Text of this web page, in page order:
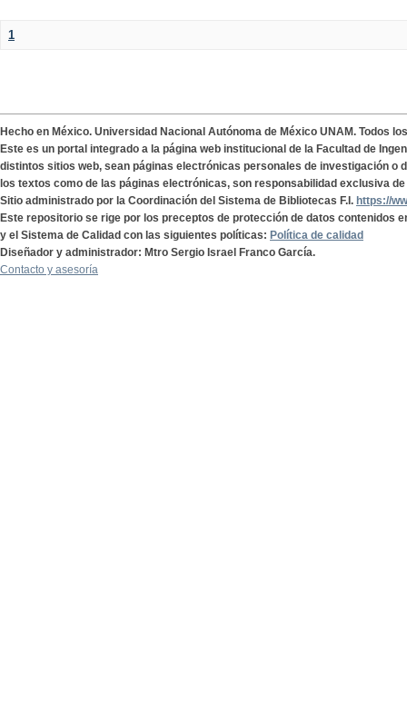
1
Hecho en México. Universidad Nacional Autónoma de México UNAM. Todos
Este es un portal integrado a la página web institucional de la Facultad de
distintos sitios web, sean páginas electrónicas personales de investigación o
los textos como de las páginas electrónicas, son responsabilidad exclusiva
Sitio administrado por la Coordinación del Sistema de Bibliotecas F.I. https://
Este repositorio se rige por los preceptos de protección de datos contenidos
y el Sistema de Calidad con las siguientes políticas: Política de calidad
Diseñador y administrador: Mtro Sergio Israel Franco García.
Contacto y asesoría